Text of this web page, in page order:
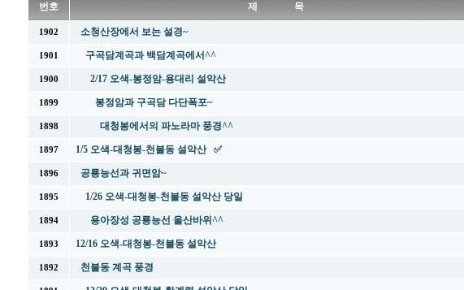
번호 제 목
1902 소청산장에서 보는 설경~
1901 구곡담계곡과 백담계곡에서^^
1900 2/17 오색-봉정암-용대리 설악산
1899 봉정암과 구곡담 다단폭포~
1898 대청봉에서의 파노라마 풍경^^
1897 1/5 오색-대청봉-천불동 설악산 ✅
1896 공룡능선과 귀면암~
1895 1/26 오색-대청봉-천불동 설악산 당일
1894 용아장성 공룡능선 울산바위^^
1893 12/16 오색-대청봉-천불동 설악산
1892 천불동 계곡 풍경